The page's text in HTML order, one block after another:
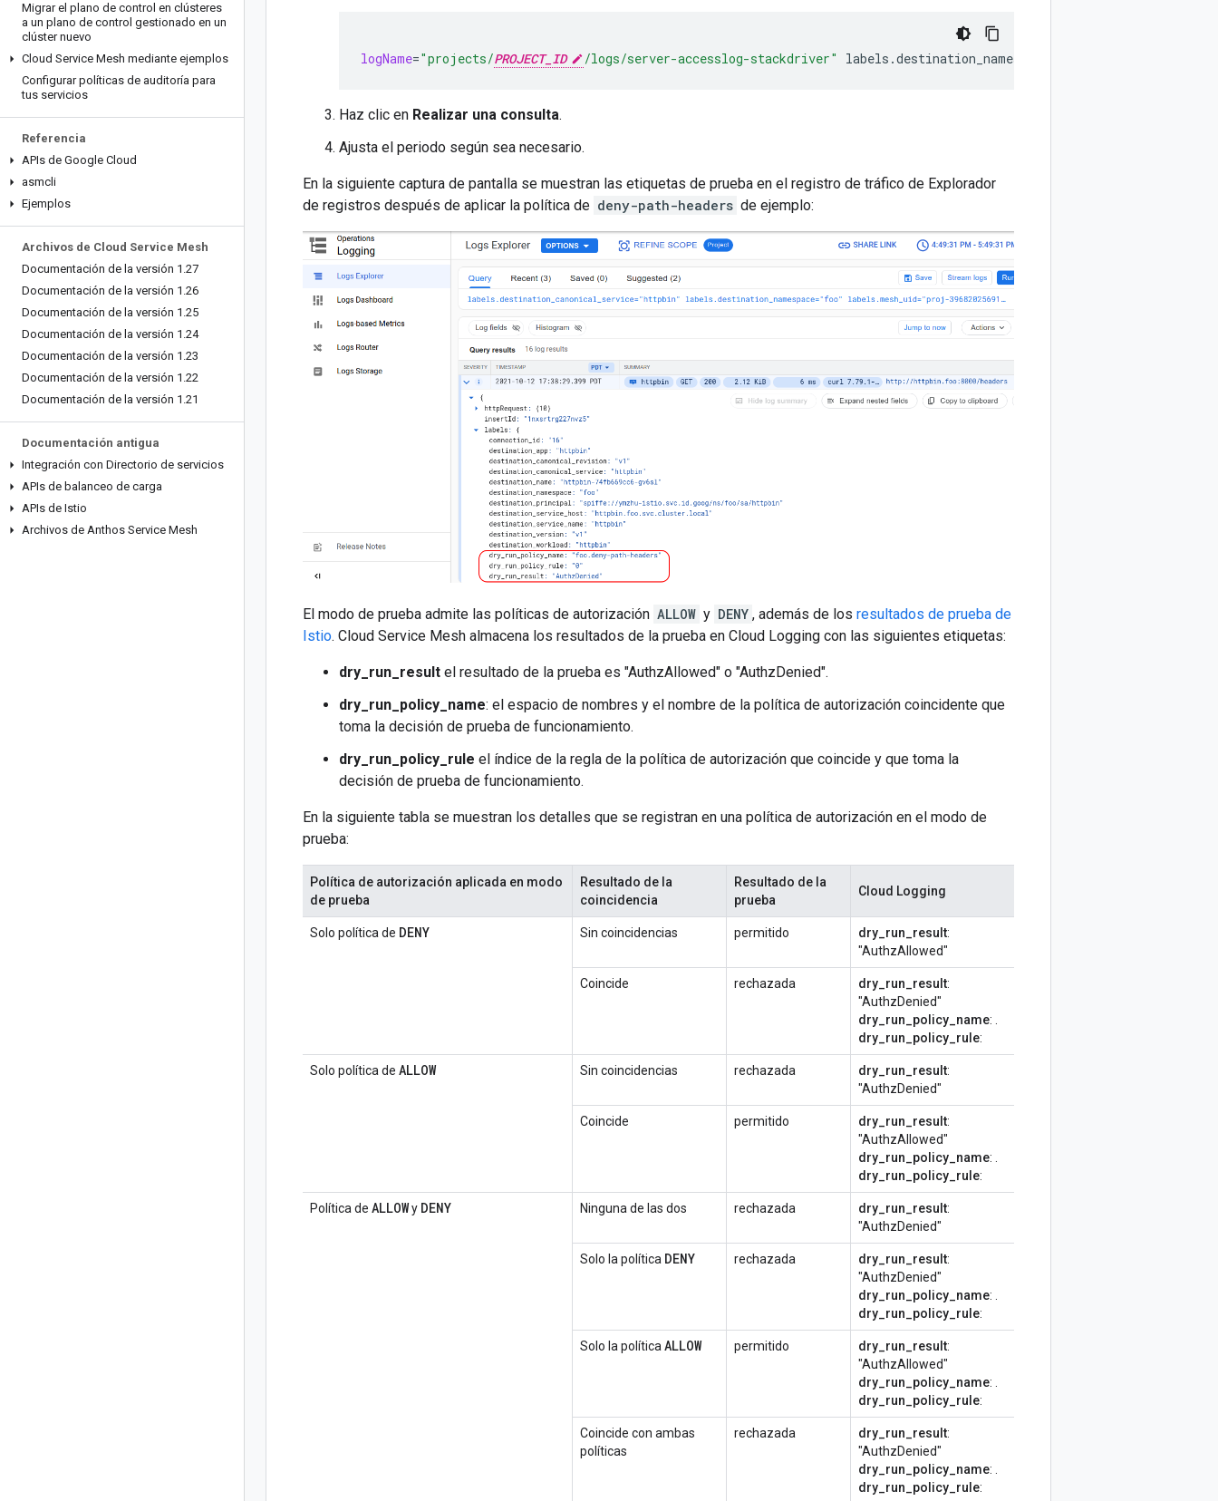
Migrar el plano de control en clústeres
a un plano de control gestionado en un
clúster nuevo
Cloud Service Mesh mediante ejemplos
Configurar políticas de auditoría para
tus servicios
Referencia
APIs de Google Cloud
asmcli
Ejemplos
Archivos de Cloud Service Mesh
Documentación de la versión 1 .27
Documentación de la versión 1 .26
Documentación de la versión 1 .25
Documentación de la versión 1 .24
Documentación de la versión 1 .23
Documentación de la versión 1 .22
Documentación de la versión 1 .21
Documentación antigua
Integración con Directorio de servicios
APIs de balanceo de carga
APIs de Istio
Archivos de Anthos Service Mesh
logName="projects/PROJECT_ID /logs/server-accesslog-stackdriver" labels.destination_namespace
Haz clic en Realizar una consulta.
Ajusta el periodo según sea necesario.
En la siguiente captura de pantalla se muestran las etiquetas de prueba en el registro de tráfico de Explorador
de registros después de aplicar la política de deny-path-headers de ejemplo:
El modo de prueba admite las políticas de autorización ALLOW y DENY , además de los resultados de prueba de
Istio. Cloud Service Mesh almacena los resultados de la prueba en Cloud Logging con las siguientes etiquetas:
dry_run_result el resultado de la prueba es "AuthzAllowed" o "AuthzDenied".
dry_run_policy_name: el espacio de nombres y el nombre de la política de autorización coincidente que
toma la decisión de prueba de funcionamiento.
dry_run_policy_rule el índice de la regla de la política de autorización que coincide y que toma la
decisión de prueba de funcionamiento.
En la siguiente tabla se muestran los detalles que se registran en una política de autorización en el modo de
prueba:
Política de autorización aplicada en modo
de prueba
Resultado de la
coincidencia
Resultado de la
prueba
Cloud Logging
Solo política de DENY Sin coincidencias permitido dry_run_result:
"AuthzAllowed"
Coincide rechazada dry_run_result:
"AuthzDenied"
dry_run_policy_name: .
dry_run_policy_rule:
Solo política de ALLOW Sin coincidencias rechazada dry_run_result:
"AuthzDenied"
Coincide permitido dry_run_result:
"AuthzAllowed"
dry_run_policy_name: .
dry_run_policy_rule:
Política de ALLOWy DENY Ninguna de las dos rechazada dry_run_result:
"AuthzDenied"
Solo la política DENY rechazada dry_run_result:
"AuthzDenied"
dry_run_policy_name: .
dry_run_policy_rule:
Solo la políticaALLOW permitido dry_run_result:
"AuthzAllowed"
dry_run_policy_name: .
dry_run_policy_rule:
Coincide con ambas
políticas
rechazada dry_run_result:
"AuthzDenied"
dry_run_policy_name: .
dry_run_policy_rule: